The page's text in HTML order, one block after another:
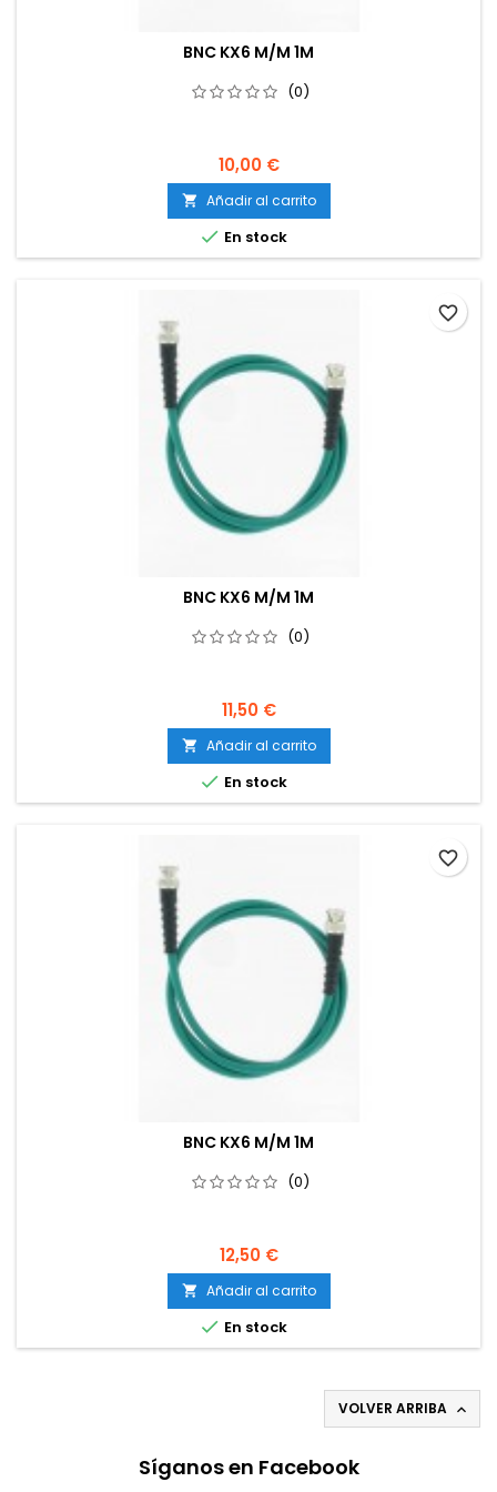
BNC KX6 M/M 1M
(0)
10,00 €
 Añadir al carrito
 En stock
BNC KX6 M/M 1M
(0)
11,50 €
 Añadir al carrito
 En stock
favorite_border
BNC KX6 M/M 1M
(0)
12,50 €
 Añadir al carrito
 En stock
favorite_border
VOLVER ARRIBA 
Síganos en Facebook